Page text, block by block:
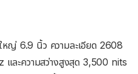
ญ่ 6.9 นิ้ว ความละเอียด 2608
และความสว่างสูงสุด 3,500 nits